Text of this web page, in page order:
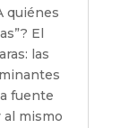
quiénes
El
las
fuente
al mismo